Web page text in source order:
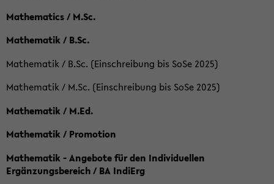
Mathematics / M.Sc.
Mathematik / B.Sc.
Mathematik / B.Sc. (Einschreibung bis SoSe 2025)
Mathematik / M.Sc. (Einschreibung bis SoSe 2025)
Mathematik / M.Ed.
Mathematik / Promotion
Mathematik - Angebote für den Individuellen
Ergänzungsbereich / BA IndiErg